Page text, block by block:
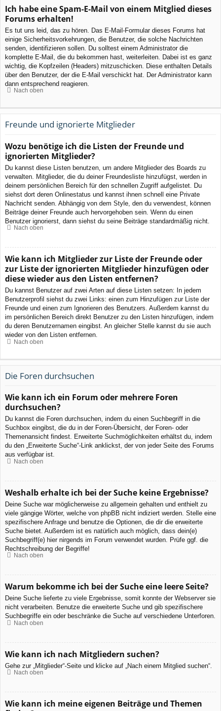
Ich habe eine Spam-E-Mail von einem Mitglied dieses
Forums erhalten!
Es tut uns leid, das zu hören. Das E-Mail-Formular dieses Forums hat
einige Sicherheitsvorkehrungen, die Benutzer, die solche Nachrichten
senden, identifizieren sollen. Du solltest einem Administrator die
komplette E-Mail, die du bekommen hast, weiterleiten. Dabei ist es ganz
wichtig, die Kopfzeilen (Headers) mitzuschicken. Diese enthalten Details
über den Benutzer, der die E-Mail verschickt hat. Der Administrator kann
dann entsprechend reagieren.
Nach oben
Freunde und ignorierte Mitglieder
Wozu benötige ich die Listen der Freunde und
ignorierten Mitglieder?
Du kannst diese Listen benutzen, um andere Mitglieder des Boards zu
verwalten. Mitglieder, die du deiner Freundesliste hinzufügst, werden in
deinem persönlichen Bereich für den schnellen Zugriff aufgelistet. Du
siehst dort deren Onlinestatus und kannst ihnen schnell eine Private
Nachricht senden. Abhängig von dem Style, den du verwendest, können
Beiträge deiner Freunde auch hervorgehoben sein. Wenn du einen
Benutzer ignorierst, dann siehst du seine Beiträge standardmäßig nicht.
Nach oben
Wie kann ich Mitglieder zur Liste der Freunde oder
zur Liste der ignorierten Mitglieder hinzufügen oder
diese wieder aus den Listen entfernen?
Du kannst Benutzer auf zwei Arten auf diese Listen setzen: In jedem
Benutzerprofil siehst du zwei Links: einen zum Hinzufügen zur Liste der
Freunde und einen zum Ignorieren des Benutzers. Außerdem kannst du
im persönlichen Bereich direkt Benutzer zu den Listen hinzufügen, indem
du deren Benutzernamen eingibst. An gleicher Stelle kannst du sie auch
wieder von den Listen entfernen.
Nach oben
Die Foren durchsuchen
Wie kann ich ein Forum oder mehrere Foren
durchsuchen?
Du kannst die Foren durchsuchen, indem du einen Suchbegriff in die
Suchbox eingibst, die du in der Foren-Übersicht, der Foren- oder
Themenansicht findest. Erweiterte Suchmöglichkeiten erhältst du, indem
du den „Erweiterte Suche“-Link anklickst, der von jeder Seite des Forums
aus verfügbar ist.
Nach oben
Weshalb erhalte ich bei der Suche keine Ergebnisse?
Deine Suche war möglicherweise zu allgemein gehalten und enthielt zu
viele gängige Wörter, welche von phpBB nicht indiziert werden. Stelle eine
spezifischere Anfrage und benutze die Optionen, die dir die erweiterte
Suche bietet. Außerdem ist es natürlich auch möglich, dass dein(e)
Suchbegriff(e) hier nirgends im Forum verwendet wurden. Prüfe ggf. die
Rechtschreibung der Begriffe!
Nach oben
Warum bekomme ich bei der Suche eine leere Seite?
Deine Suche lieferte zu viele Ergebnisse, somit konnte der Webserver sie
nicht verarbeiten. Benutze die erweiterte Suche und gib spezifischere
Suchbegriffe ein oder beschränke die Suche auf verschiedene Unterforen.
Nach oben
Wie kann ich nach Mitgliedern suchen?
Gehe zur „Mitglieder“-Seite und klicke auf „Nach einem Mitglied suchen“.
Nach oben
Wie kann ich meine eigenen Beiträge und Themen